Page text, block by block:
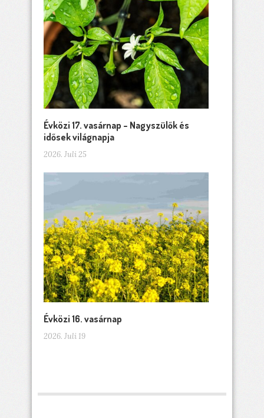
Évközi 17. vasárnap – Nagyszülők és
idősek világnapja
2026. Juli 25
Évközi 16. vasárnap
2026. Juli 19